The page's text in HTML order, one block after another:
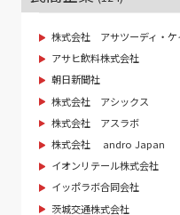
株式会社 アサツーディ・ケ
アサヒ飲料株式会社
朝日新聞社
株式会社 アシックス
株式会社 アスラボ
株式会社 andro Japan
イオンリテール株式会社
イッポラボ合同会社
茨城交通株式会社